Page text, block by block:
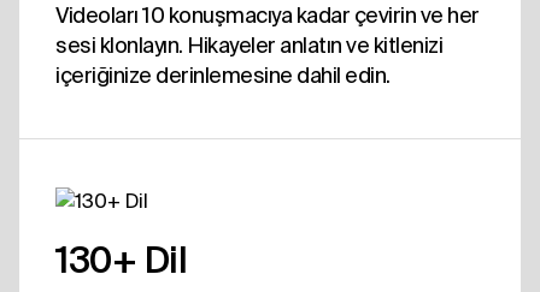
Videoları 10 konuşmacıya kadar çevirin ve her
sesi klonlayın. Hikayeler anlatın ve kitlenizi
içeriğinize derinlemesine dahil edin.
130+ Dil